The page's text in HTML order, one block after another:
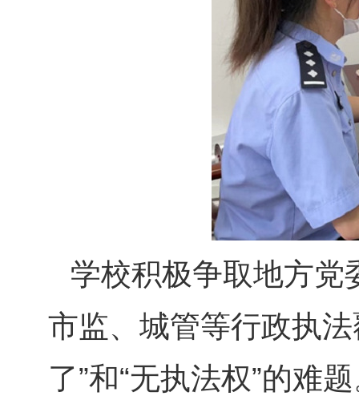
学校积极争取地方党
市监、城管等行政执
了”和“无执法权”的难